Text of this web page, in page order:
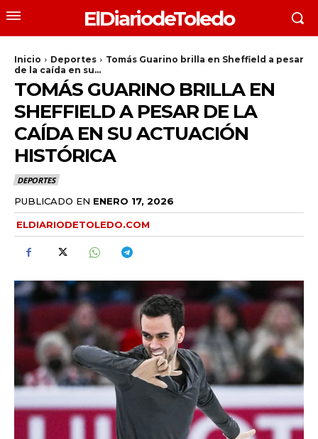
ElDiariodeToledo
Inicio Deportes
Tomás Guarino brilla en Sheffield a pesar
de la caída en su...
TOMÁS GUARINO BRILLA EN
SHEFFIELD A PESAR DE LA
CAÍDA EN SU ACTUACIÓN
HISTÓRICA
DEPORTES
PUBLICADO EN ENERO 17, 2026
ELDIARIODETOLEDO.COM